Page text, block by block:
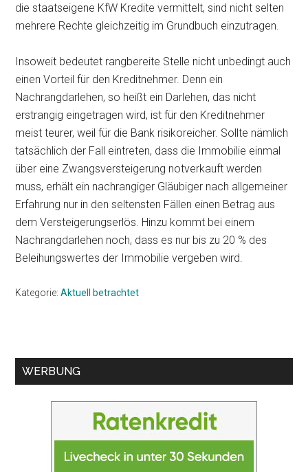
die staatseigene KfW Kredite vermittelt, sind nicht selten
mehrere Rechte gleichzeitig im Grundbuch einzutragen.
Insoweit bedeutet rangbereite Stelle nicht unbedingt auch
einen Vorteil für den Kreditnehmer. Denn ein
Nachrangdarlehen, so heißt ein Darlehen, das nicht
erstrangig eingetragen wird, ist für den Kreditnehmer
meist teurer, weil für die Bank risikoreicher. Sollte nämlich
tatsächlich der Fall eintreten, dass die Immobilie einmal
über eine Zwangsversteigerung notverkauft werden
muss, erhält ein nachrangiger Gläubiger nach allgemeiner
Erfahrung nur in den seltensten Fällen einen Betrag aus
dem Versteigerungserlös. Hinzu kommt bei einem
Nachrangdarlehen noch, dass es nur bis zu 20 % des
Beleihungswertes der Immobilie vergeben wird.
Kategorie:Aktuell betrachtet
Seitenspalte
WERBUNG